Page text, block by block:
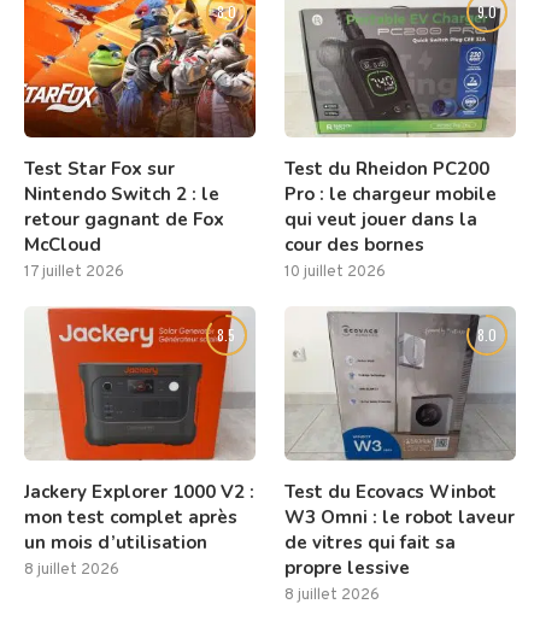
8.0
Test Star Fox sur
Nintendo Switch 2 : le
retour gagnant de Fox
McCloud
17 juillet 2026
9.0
Test du Rheidon PC200
Pro : le chargeur mobile
qui veut jouer dans la
cour des bornes
10 juillet 2026
8.5
Jackery Explorer 1000 V2 :
mon test complet après
un mois d’utilisation
8 juillet 2026
8.0
Test du Ecovacs Winbot
W3 Omni : le robot laveur
de vitres qui fait sa
propre lessive
8 juillet 2026